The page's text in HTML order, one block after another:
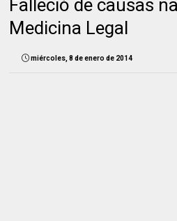
Falleció de causas
Medicina Legal
miércoles, 8 de enero de 2014